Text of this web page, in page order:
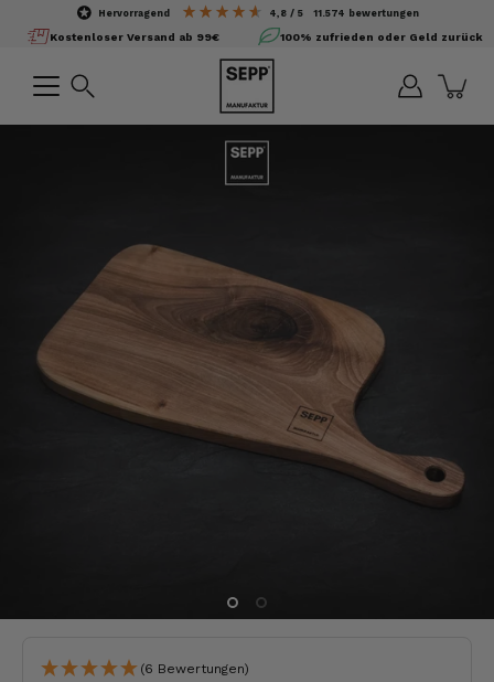
überspringen
Kostenloser Versand ab 99€
hervorragend 4,8/ 5 11.574 bewertungen
100% zufrieden oder Geld zurück
(6 Bewertungen)